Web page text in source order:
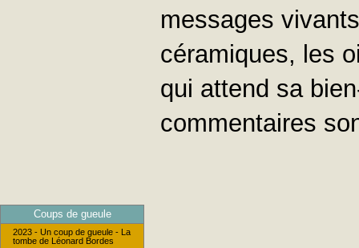
messages
céramiques, les
qui attend sa
commentaires
Coups de gueule
2023 - Un coup de gueule - La
tombe de Léonard Bordes